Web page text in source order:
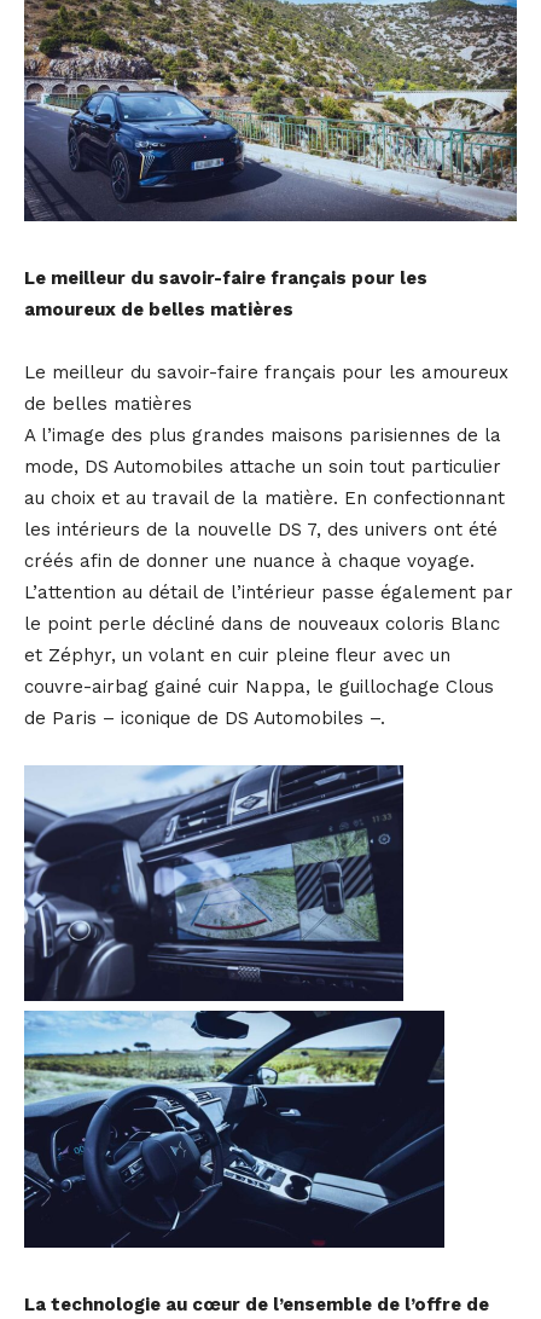
Le meilleur du savoir-faire français pour les
amoureux de belles matières
Le meilleur du savoir-faire français pour les amoureux
de belles matières
A l’image des plus grandes maisons parisiennes de la
mode, DS Automobiles attache un soin tout particulier
au choix et au travail de la matière. En confectionnant
les intérieurs de la nouvelle DS 7, des univers ont été
créés afin de donner une nuance à chaque voyage.
L’attention au détail de l’intérieur passe également par
le point perle décliné dans de nouveaux coloris Blanc
et Zéphyr, un volant en cuir pleine fleur avec un
couvre-airbag gainé cuir Nappa, le guillochage Clous
de Paris – iconique de DS Automobiles –.
La technologie au cœur de l’ensemble de l’offre de